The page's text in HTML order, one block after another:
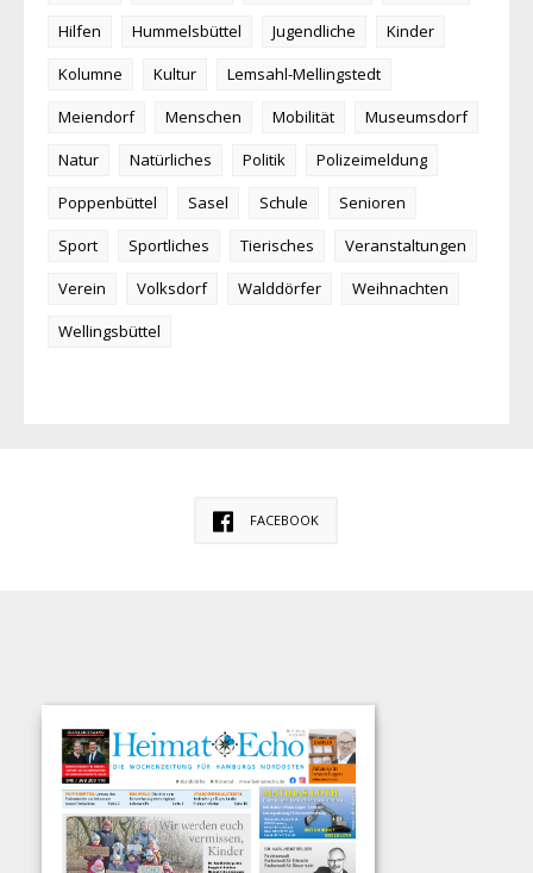
Hilfen
Hummelsbüttel Jugendliche
Kinder
Kolumne
Kultur
Lemsahl-Mellingstedt
Meiendorf
Menschen Mobilität
Museumsdorf
Natur
Natürliches Politik
Polizeimeldung
Poppenbüttel
Sasel Schule
Senioren
Sport
Sportliches Tierisches
Veranstaltungen
Verein
Volksdorf Walddörfer
Weihnachten
Wellingsbüttel
FACEBOOK